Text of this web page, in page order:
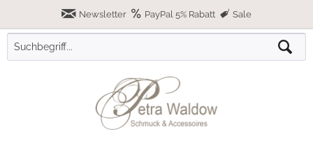
Newsletter PayPal 5% Rabatt Sale